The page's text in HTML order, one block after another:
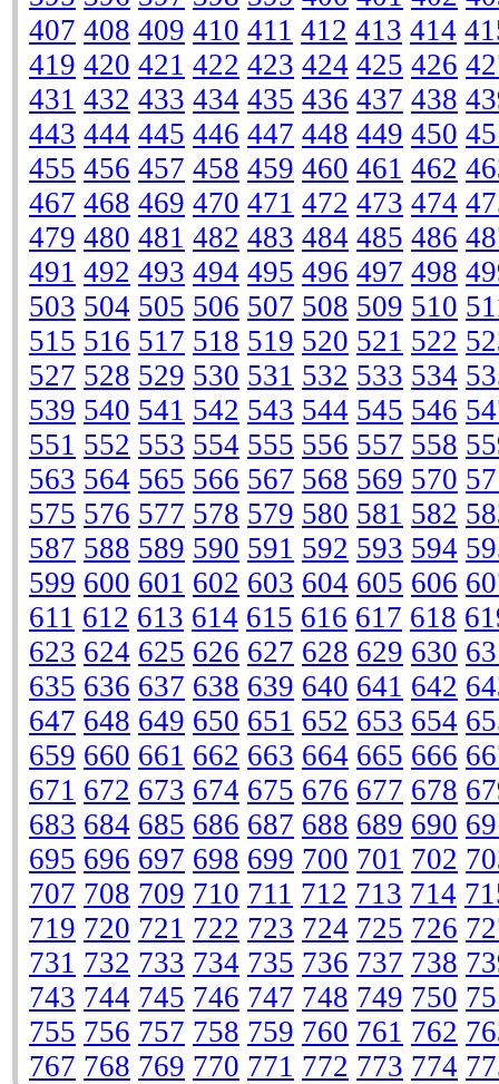
407 408 409 410 411 412 413 414
419 420 421 422 423 424 425 426
431 432 433 434 435 436 437 438
443 444 445 446 447 448 449 450
455 456 457 458 459 460 461 462
467 468 469 470 471 472 473 474
479 480 481 482 483 484 485 486
491 492 493 494 495 496 497 498
503 504 505 506 507 508 509 510
515 516 517 518 519 520 521 522
527 528 529 530 531 532 533 534
539 540 541 542 543 544 545 546
551 552 553 554 555 556 557 558
563 564 565 566 567 568 569 570
575 576 577 578 579 580 581 582
587 588 589 590 591 592 593 594
599 600 601 602 603 604 605 606
611 612 613 614 615 616 617 618
623 624 625 626 627 628 629 630
635 636 637 638 639 640 641 642
647 648 649 650 651 652 653 654
659 660 661 662 663 664 665 666
671 672 673 674 675 676 677 678
683 684 685 686 687 688 689 690
695 696 697 698 699 700 701 702
707 708 709 710 711 712 713 714
719 720 721 722 723 724 725 726
731 732 733 734 735 736 737 738
743 744 745 746 747 748 749 750
755 756 757 758 759 760 761 762
767 768 769 770 771 772 773 774